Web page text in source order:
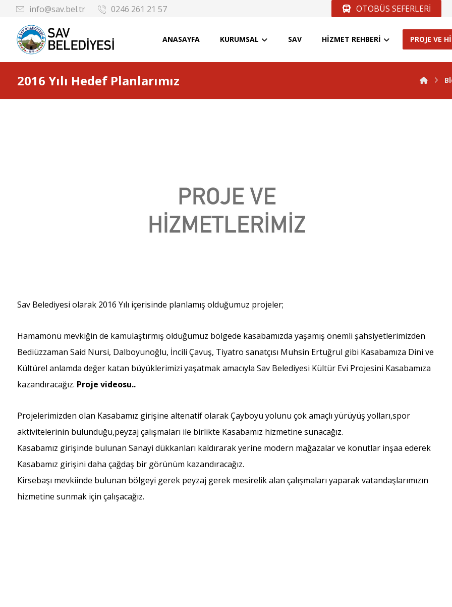
info@sav.bel.tr 0246 261 21 57 OTOBÜS SEFERLERİ
ANASAYFA KURUMSAL SAV HİZMET REHBERİ PROJE VE
2016 Yılı Hedef Planlarımız
Sav Belediyesi olarak 2016 Yılı içerisinde planlamış olduğumuz projeler;
Hamamönü mevkiğin de kamulaştırmış olduğumuz bölgede kasabamızda yaşamış önemli şahsiyetlerimizden
Bediüzzaman Said Nursi, Dalboyunoğlu, İncili Çavuş, Tiyatro sanatçısı Muhsin Ertuğrul gibi Kasabamıza Dini ve
Kültürel anlamda değer katan büyüklerimizi yaşatmak amacıyla Sav Belediyesi Kültür Evi Projesini Kasabamıza
kazandıracağız. Proje videosu..
Projelerimizden olan Kasabamız girişine altenatif olarak Çayboyu yolunu çok amaçlı yürüyüş yolları,spor
aktivitelerinin bulunduğu,peyzaj çalışmaları ile birlikte Kasabamız hizmetine sunacağız.
Kasabamız girişinde bulunan Sanayi dükkanları kaldırarak yerine modern mağazalar ve konutlar inşaa ederek
Kasabamız girişini daha çağdaş bir görünüm kazandıracağız.
Kirsebaşı mevkiinde bulunan bölgeyi gerek peyzaj gerek mesirelik alan çalışmaları yaparak vatandaşlarımızın
hizmetine sunmak için çalışacağız.